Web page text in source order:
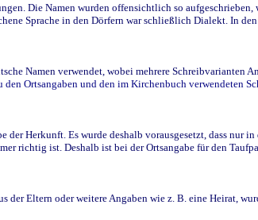
Die Namen wurden offensichtlich so
Sprache in den Dörfern war schließlich Dialekt. In
Namen verwendet, wobei mehrere Schreibvarianten
Ortsangaben und den im Kirchenbuch verwendeten
Herkunft. Es wurde deshalb vorausgesetzt, dass
richtig ist. Deshalb ist bei der Ortsangabe für den
Eltern oder weitere Angaben wie z. B. eine Heirat,